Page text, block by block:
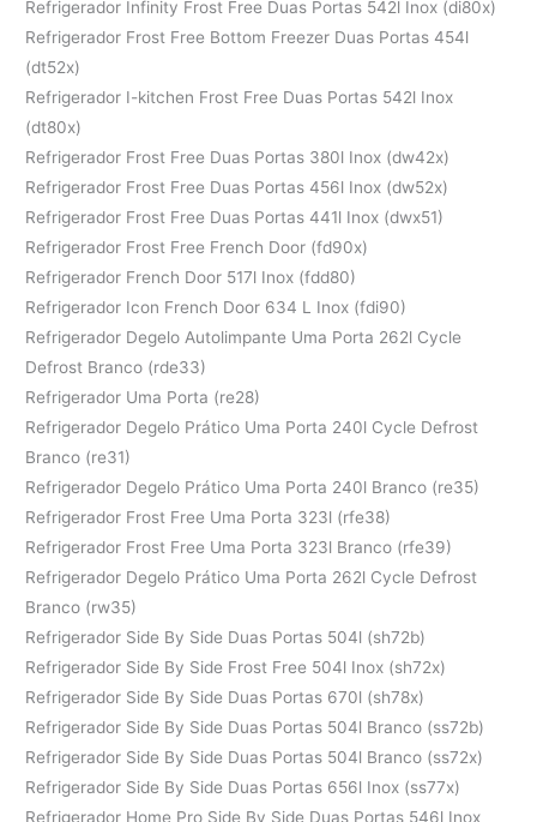
Refrigerador Infinity Frost Free Duas Portas 542l Inox (di80x)
Refrigerador Frost Free Bottom Freezer Duas Portas 454l
(dt52x)
Refrigerador I-kitchen Frost Free Duas Portas 542l Inox
(dt80x)
Refrigerador Frost Free Duas Portas 380l Inox (dw42x)
Refrigerador Frost Free Duas Portas 456l Inox (dw52x)
Refrigerador Frost Free Duas Portas 441l Inox (dwx51)
Refrigerador Frost Free French Door (fd90x)
Refrigerador French Door 517l Inox (fdd80)
Refrigerador Icon French Door 634 L Inox (fdi90)
Refrigerador Degelo Autolimpante Uma Porta 262l Cycle
Defrost Branco (rde33)
Refrigerador Uma Porta (re28)
Refrigerador Degelo Prático Uma Porta 240l Cycle Defrost
Branco (re31)
Refrigerador Degelo Prático Uma Porta 240l Branco (re35)
Refrigerador Frost Free Uma Porta 323l (rfe38)
Refrigerador Frost Free Uma Porta 323l Branco (rfe39)
Refrigerador Degelo Prático Uma Porta 262l Cycle Defrost
Branco (rw35)
Refrigerador Side By Side Duas Portas 504l (sh72b)
Refrigerador Side By Side Frost Free 504l Inox (sh72x)
Refrigerador Side By Side Duas Portas 670l (sh78x)
Refrigerador Side By Side Duas Portas 504l Branco (ss72b)
Refrigerador Side By Side Duas Portas 504l Branco (ss72x)
Refrigerador Side By Side Duas Portas 656l Inox (ss77x)
Refrigerador Home Pro Side By Side Duas Portas 546l Inox